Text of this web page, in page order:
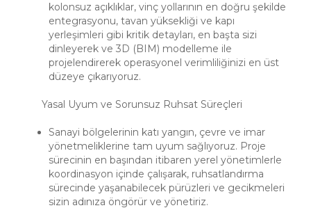
kolonsuz açıklıklar, vinç yollarının en doğru şekilde
entegrasyonu, tavan yüksekliği ve kapı
yerleşimleri gibi kritik detayları, en başta sizi
dinleyerek ve 3D (BIM) modelleme ile
projelendirerek operasyonel verimliliğinizi en üst
düzeye çıkarıyoruz.
Yasal Uyum ve Sorunsuz Ruhsat Süreçleri
Sanayi bölgelerinin katı yangın, çevre ve imar
yönetmeliklerine tam uyum sağlıyoruz. Proje
sürecinin en başından itibaren yerel yönetimlerle
koordinasyon içinde çalışarak, ruhsatlandırma
sürecinde yaşanabilecek pürüzleri ve gecikmeleri
sizin adınıza öngörür ve yönetiriz.